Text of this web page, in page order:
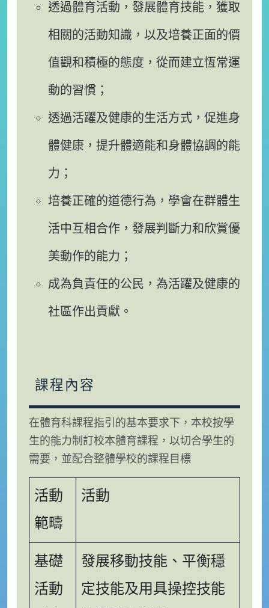
透過體育活動，發展體育技能，獲取
相關的活動知識，以及培養正面的價
值觀和積極的態度，從而建立恆常運
動的習慣；
透過活躍及健康的生活方式，促進身
體健康，提升體適能和身體協調的能
力；
培養正確的道德行為，學會在群體生
活中互相合作，發展判斷力和欣賞優
美動作的能力；
成為負責任的公民，為活躍及健康的
社區作出貢獻。
課程內容
在體育科課程指引的基本要求下，本校按學
生的能力制訂校本體育課程，以切合學生的
需要，並配合整體學校的課程目標
活動
範疇
活動
基礎
活動
發展移動技能、平衡穩
定技能及用具操控技能